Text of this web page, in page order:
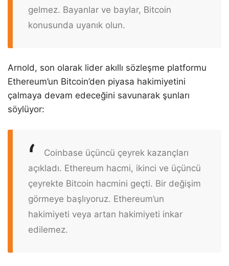
gelmez. Bayanlar ve baylar, Bitcoin
konusunda uyanık olun.
Arnold, son olarak lider akıllı sözleşme platformu
Ethereum’un Bitcoin’den piyasa hakimiyetini
çalmaya devam edeceğini savunarak şunları
söylüyor:
Coinbase üçüncü çeyrek kazançları
açıkladı. Ethereum hacmi, ikinci ve üçüncü
çeyrekte Bitcoin hacmini geçti. Bir değişim
görmeye başlıyoruz. Ethereum’un
hakimiyeti veya artan hakimiyeti inkar
edilemez.